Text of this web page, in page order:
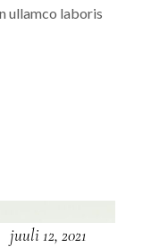
ullamco laboris
juuli 12, 2021